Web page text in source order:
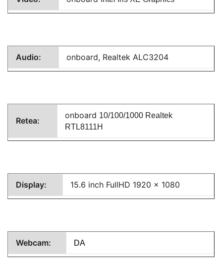
Audio: onboard, Realtek ALC3204
Retea:
onboard 10/100/1000 Realtek
RTL8111H
Display: 15.6 inch FullHD 1920 x 1080
Webcam: DA